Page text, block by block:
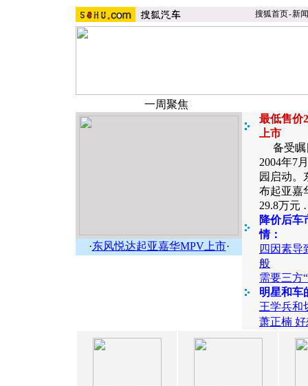
搜狐首页-新闻
一周聚焦
·东风悦达起亚嘉华MPV上市·
最低售价
上市
备受瞩
2004年7
园启动。
布起亚嘉
29.8万
降价后车
情：
四因素导
般
需要三方
明星和车
王学兵和
萧正楠